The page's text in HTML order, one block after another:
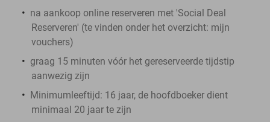
na aankoop online reserveren met 'Social Deal
Reserveren' (te vinden onder het overzicht: mijn
vouchers)
graag 15 minuten vóór het gereserveerde tijdstip
aanwezig zijn
Minimumleeftijd: 16 jaar, de hoofdboeker dient
minimaal 20 jaar te zijn